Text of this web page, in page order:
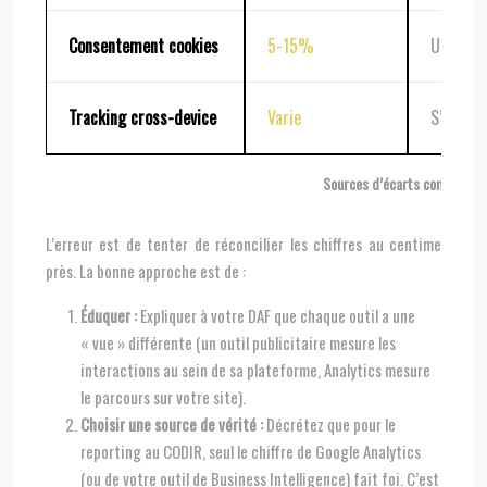
Sources d’écarts
Consentement cookies 5-15% Utiliser
Tracking cross-device Varie
L’erreur est de tenter de réconcilier les chiffres au centime
près. La bonne approche est de :
Éduquer :Expliquer à votre DAF que chaque outil a une
« vue » différente (un outil publicitaire mesure les
interactions au sein de sa plateforme, Analytics mesure
le parcours sur votre site).
Choisir une source de vérité :Décrétez que pour le
reporting au CODIR, seul le chiffre de Google Analytics
(ou de votre outil de Business Intelligence) fait foi. C’est